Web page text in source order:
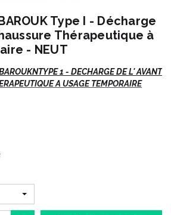
Type I - Décharge
Thérapeutique à
- NEUT
1 - DECHARGE DE L' AVANT
A USAGE TEMPORAIRE
oubliez pas de préciser (dans la
pharmacien") :